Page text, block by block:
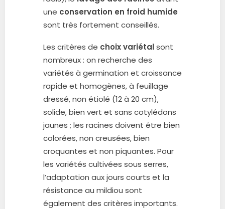
une conservation en froid humide
sont très fortement conseillés.
Les critères de choix variétalsont
nombreux : on recherche des
variétés à germination et croissance
rapide et homogènes, à feuillage
dressé, non étiolé (12 à 20 cm),
solide, bien vert et sans cotylédons
jaunes ; les racines doivent être bien
colorées, non creusées, bien
croquantes et non piquantes. Pour
les variétés cultivées sous serres,
l’adaptation aux jours courts et la
résistance au mildiou sont
également des critères importants.